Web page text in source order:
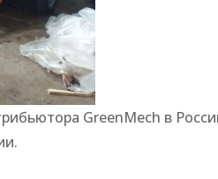
GreenMech в